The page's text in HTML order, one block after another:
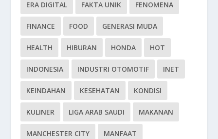
ERA DIGITAL FAKTA UNIK FENOMENA
FINANCE FOOD GENERASI MUDA
HEALTH HIBURAN HONDA HOT
INDONESIA INDUSTRI OTOMOTIF INET
KEINDAHAN KESEHATAN KONDISI
KULINER LIGA ARAB SAUDI MAKANAN
MANCHESTER CITY MANFAAT